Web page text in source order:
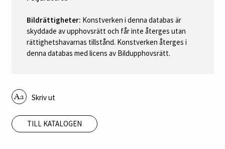
Bildrättigheter: Konstverken i denna databas är
skyddade av upphovsrätt och får inte återges utan
rättighetshavarnas tillstånd. Konstverken återges i
denna databas med licens av Bildupphovsrätt.
Skriv ut
TILL KATALOGEN